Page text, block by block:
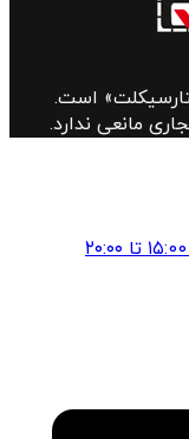
است.
مانعی ندارد.